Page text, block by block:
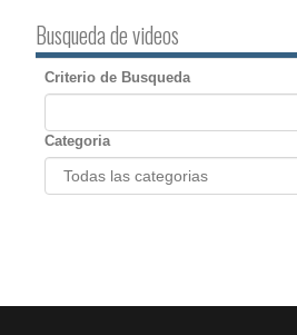
Busqueda de videos
Criterio de Busqueda
Categoria